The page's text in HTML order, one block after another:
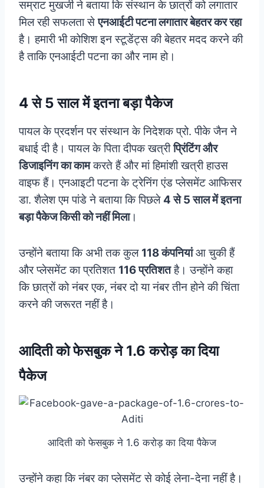
सम्राट मुखर्जी ने बताया कि संस्थान के छात्रों को लगातार
मिल रही सफलता सेएनआईटी पटना लगातार बेहतर कर रहा
है। हमारी भी कोशिश इन स्टूडेंट्स की बेहतर मदद करने की
है ताकि एनआईटी पटना का और नाम हो।
4 से 5 साल में इतना बड़ा पैकेज
पायल के प्रदर्शन पर संस्थान के निदेशक प्रो. पीके जैन ने
बधाई दी है। पायल के पिता दीपक खत्रीप्रिंटिंग और
डिजाइनिंग का कामकरते हैं और मां हिमांशी खत्री हाउस
वाइफ हैं। एनआइटी पटना के ट्रेनिंग एंड प्लेसमेंट आफिसर
डा. शैलेश एम पांडे ने बताया कि पिछले 4 से 5 साल में इतना
बड़ा पैकेज किसी को नहीं मिला।
उन्होंने बताया कि अभी तक कुल 118 कंपनियांआ चुकी हैं
और प्लेसमेंट का प्रतिशत 116 प्रतिशतहै। उन्होंने कहा
कि छात्रों को नंबर एक, नंबर दो या नंबर तीन होने की चिंता
करने की जरूरत नहीं है।
आदिती को फेसबुक ने 1.6 करोड़ का दिया
पैकेज
आदिती को फेसबुक ने 1.6 करोड़ का दिया पैकेज
उन्होंने कहा कि नंबर का प्लेसमेंट से कोई लेना-देना नहीं है।